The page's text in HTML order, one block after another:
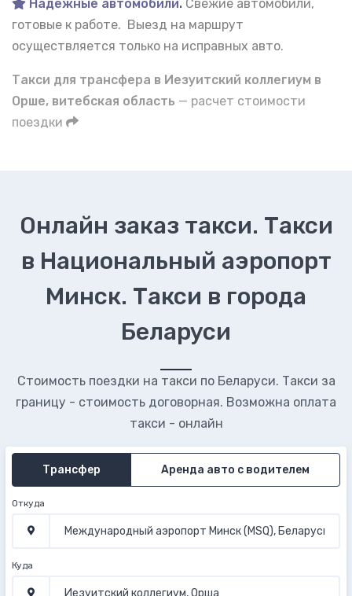
Надежные автомобили. Свежие автомобили,
готовые к работе. Выезд на маршрут
осуществляется только на исправных авто.
Такси для трансфера в Иезуитский коллегиум в
Орше, витебская область — расчет стоимости
поездки
Онлайн заказ такси. Такси
в Национальный аэропорт
Минск. Такси в города
Беларуси
Стоимость поездки на такси по Беларуси. Такси за
границу - стоимость договорная. Возможна оплата
такси - онлайн
Трансфер Аренда авто с водителем
Откуда
Куда